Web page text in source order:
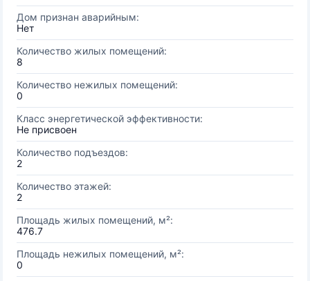
Дом признан аварийным:
Нет
Количество жилых помещений:
8
Количество нежилых помещений:
0
Класс энергетической эффективности:
Не присвоен
Количество подъездов:
2
Количество этажей:
2
Площадь жилых помещений, м²:
476.7
Площадь нежилых помещений, м²:
0